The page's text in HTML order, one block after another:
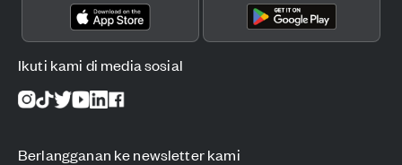
Ikuti kami di media sosial
Berlangganan ke newsletter kami